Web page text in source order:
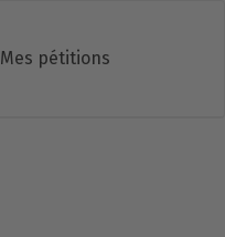
Mes pétitions